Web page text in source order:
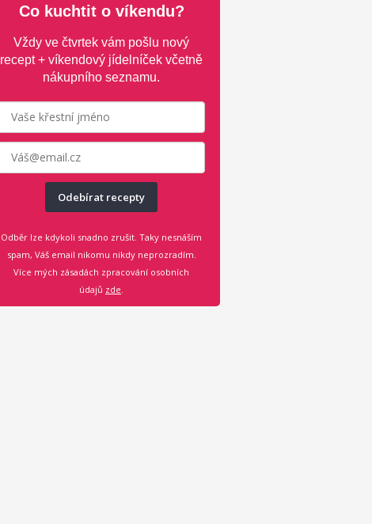
Co kuchtit o víkendu?
Vždy ve čtvrtek vám pošlu nový
recept + víkendový jídelníček včetně
nákupního seznamu.
Odebírat recepty
Odběr lze kdykoli snadno zrušit. Taky nesnáším
spam, Váš email nikomu nikdy neprozradím.
Více mých zásadách zpracování osobních
údajů zde